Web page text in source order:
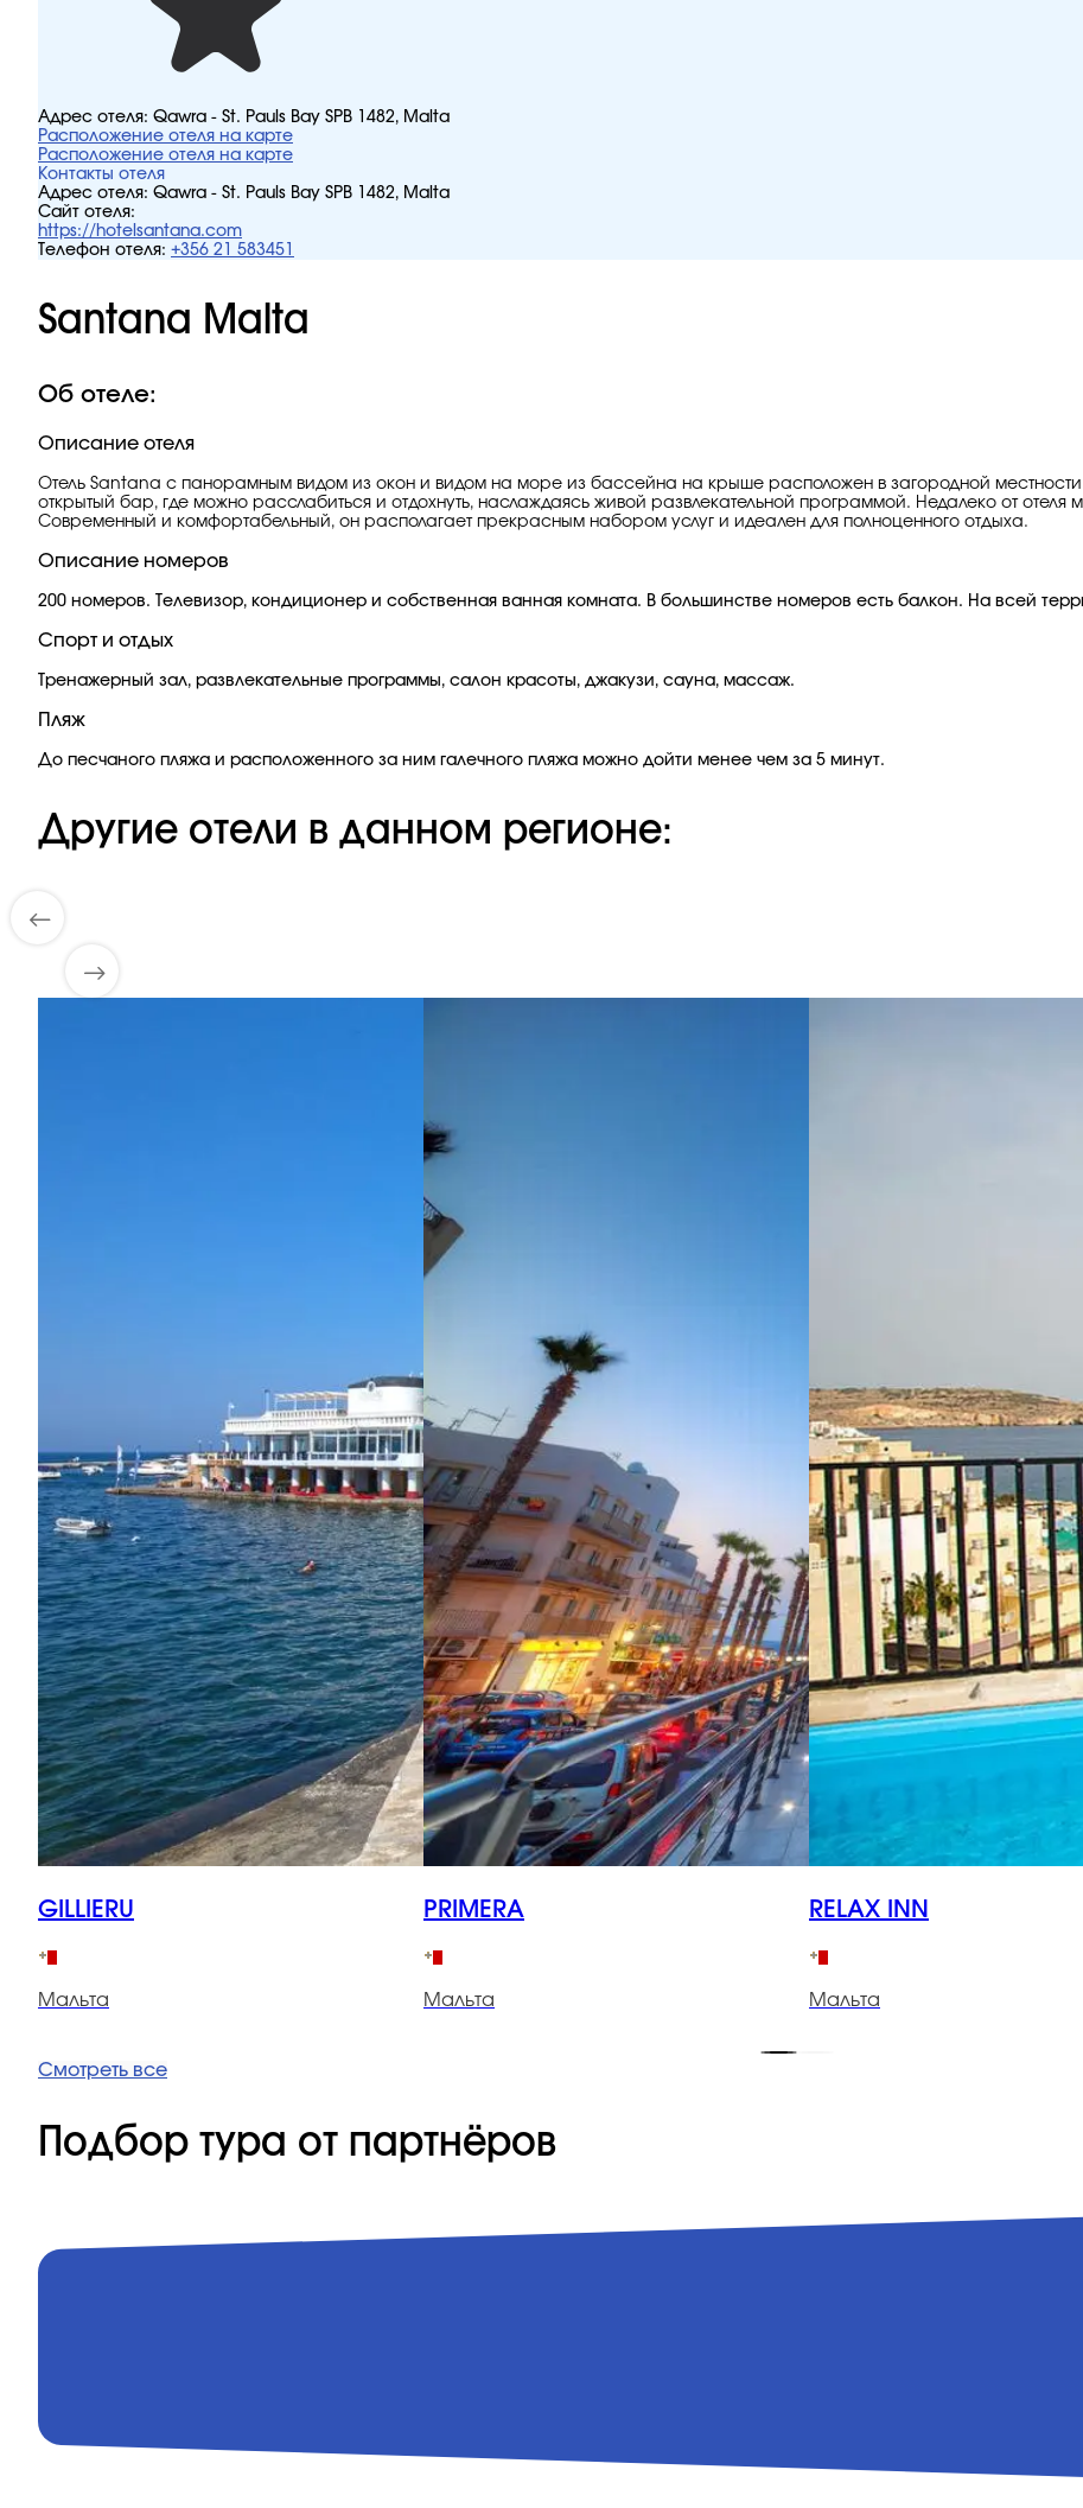
Адрес отеля: Qawra - St. Pauls Bay SPB 1482, Malta
Расположение отеля на карте
Расположение отеля на карте
Контакты отеля
Адрес отеля: Qawra - St. Pauls Bay SPB 1482, Malta
Сайт отеля:
https://hotelsantana.com
Телефон отеля: +356 21 583451
Santana Malta
Об отеле:
Описание отеля
Отель Santana с панорамным видом из окон и видом на море из бассейна на крыше расположен в загородной местности
открытый бар, где можно расслабиться и отдохнуть, наслаждаясь живой развлекательной программой. Недалеко от отеля
Современный и комфортабельный, он располагает прекрасным набором услуг и идеален для полноценного отдыха.
Описание номеров
200 номеров. Телевизор, кондиционер и собственная ванная комната. В большинстве номеров есть балкон. На всей
Спорт и отдых
Тренажерный зал, развлекательные программы, салон красоты, джакузи, сауна, массаж.
Пляж
До песчаного пляжа и расположенного за ним галечного пляжа можно дойти менее чем за 5 минут.
Другие отели в данном регионе:
GILLIERU
Мальта
PRIMERA
Мальта
RELAX INN
Мальта
Смотреть все
Подбор тура от партнёров